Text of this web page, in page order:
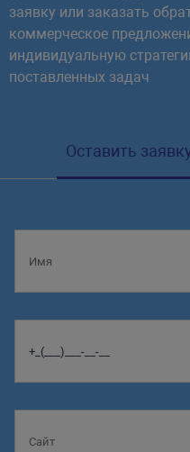
заявку или заказать
коммерческое
индивидуальную
поставленных задач
Оставить